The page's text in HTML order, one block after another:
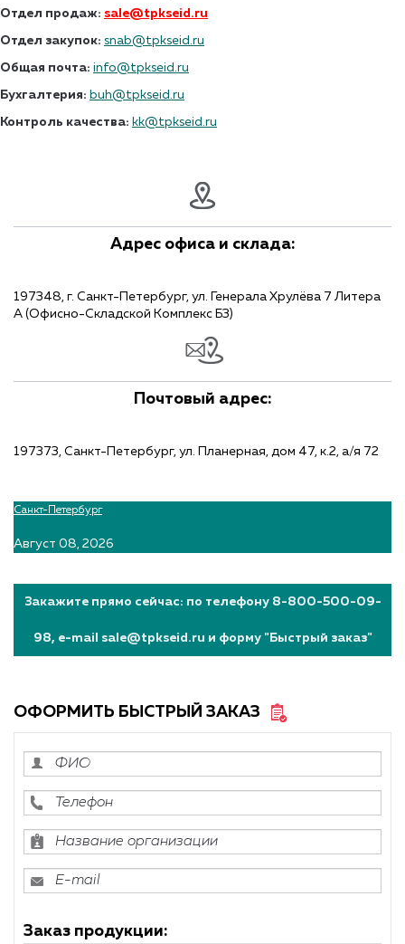
Отдел продаж: sale@tpkseid.ru
Отдел закупок: snab@tpkseid.ru
Общая почта: info@tpkseid.ru
Бухгалтерия: buh@tpkseid.ru
Контроль качества: kk@tpkseid.ru
Адрес офиса и склада:
197348, г. Санкт-Петербург, ул. Генерала Хрулёва 7 Литера
А (Офисно-Складской Комплекс Б3)
Почтовый адрес:
197373, Санкт-Петербург, ул. Планерная, дом 47, к.2, а/я 72
Санкт-Петербург
Август 08, 2026
Закажите прямо сейчас: по телефону 8-800-500-09-
98, e-mail sale@tpkseid.ru и форму "Быстрый заказ"
ОФОРМИТЬ БЫСТРЫЙ ЗАКАЗ
Заказ продукции: